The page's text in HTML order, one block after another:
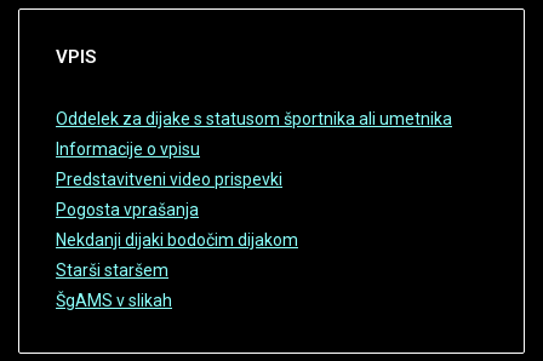
VPIS
Oddelek za dijake s statusom športnika ali umetnika
Informacije o vpisu
Predstavitveni video prispevki
Pogosta vprašanja
Nekdanji dijaki bodočim dijakom
Starši staršem
ŠgAMS v slikah